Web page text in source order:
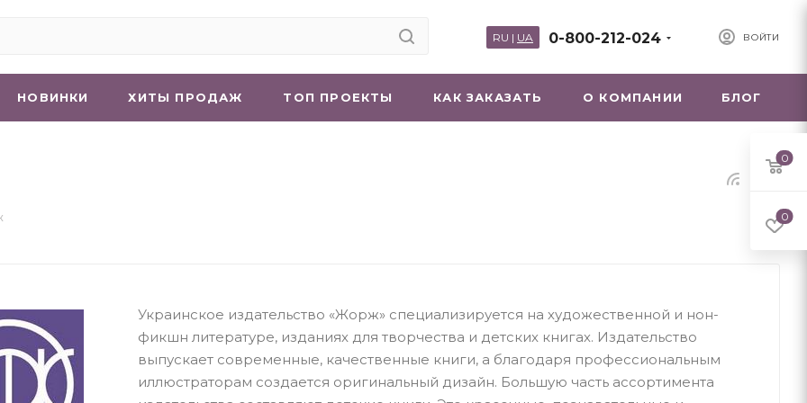
ВОЙТИ
0-800-212-024
RU | UA
НОВИНКИ ХИТЫ ПРОДАЖ ТОП ПРОЕКТЫ КАК ЗАКАЗАТЬ О КОМПАНИИ БЛОГ
Украинское издательство «Жорж» специализируется на художественной и нон-
фикшн литературе, изданиях для творчества и детских книгах. Издательство
выпускает современные, качественные книги, а благодаря профессиональным
иллюстраторам создается оригинальный дизайн. Большую часть ассортимента
0
0